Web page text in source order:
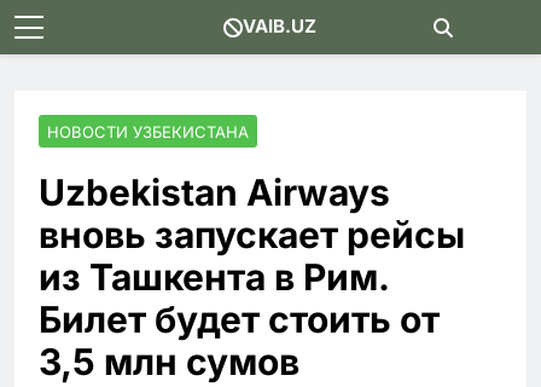
Skip
to
VAIB.UZ
НОВОСТИ УЗБЕКИСТАНА
Uzbekistan Airways
вновь запускает рейсы
из Ташкента в Рим.
Билет будет стоить от
3,5 млн сумов